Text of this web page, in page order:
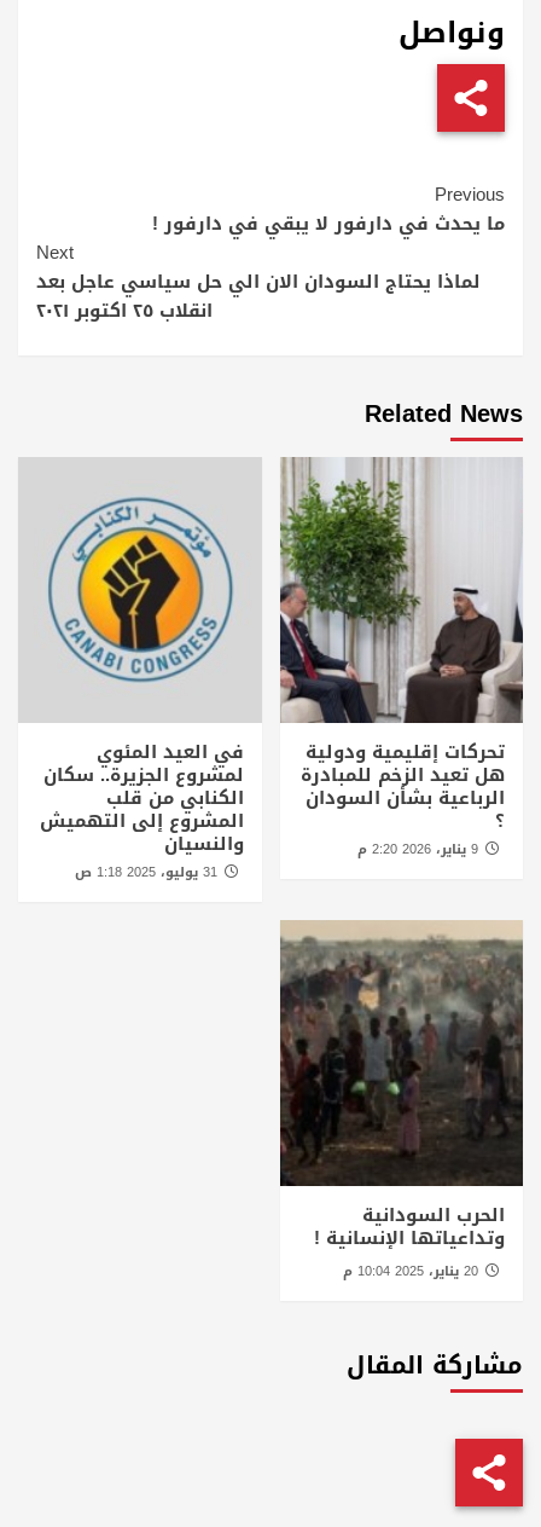
ونواصل
Continue
Reading
Previous
ما يحدث في دارفور لا يبقي في دارفور !
Next
لماذا يحتاج السودان الان الي حل سياسي عاجل بعد
انقلاب ٢٥ اكتوبر ٢٠٢١
Related News
تحركات إقليمية ودولية
هل تعيد الزخم للمبادرة
الرباعية بشأن السودان
؟
في العيد المئوي
لمشروع الجزيرة.. سكان
الكنابي من قلب
المشروع إلى التهميش
والنسيان
31 يوليو، 2025 1:18 ص
الحرب السودانية
وتداعياتها الإنسانية !
مشاركة المقال